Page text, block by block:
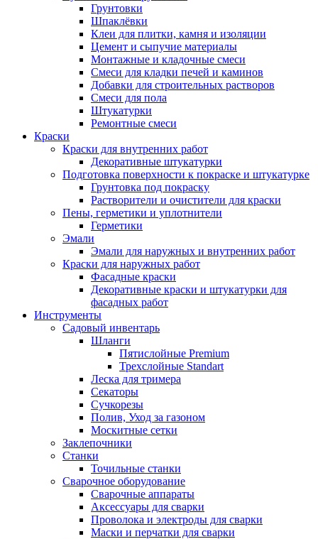
Грунтовки
Шпаклёвки
Клеи для плитки, камня и изоляции
Цемент и сыпучие материалы
Монтажные и кладочные смеси
Смеси для кладки печей и каминов
Добавки для строительных растворов
Смеси для пола
Штукатурки
Ремонтные смеси
Краски
Краски для внутренних работ
Декоративные штукатурки
Подготовка поверхности к покраске и штукатурке
Грунтовка под покраску
Растворители и очистители для краски
Пены, герметики и уплотнители
Герметики
Эмали
Эмали для наружных и внутренних работ
Краски для наружных работ
Фасадные краски
Декоративные краски и штукатурки для
фасадных работ
Инструменты
Садовый инвентарь
Шланги
Пятислойные Premium
Трехслойные Standart
Леска для тримера
Секаторы
Сучкорезы
Полив, Уход за газоном
Москитные сетки
Заклепочники
Станки
Точильные станки
Сварочное оборудование
Сварочные аппараты
Аксессуары для сварки
Проволока и электроды для сварки
Маски и перчатки для сварки